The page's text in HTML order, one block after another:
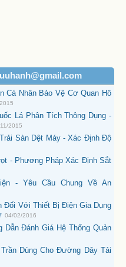
Cá Nhân Bảo Vệ Cơ Quan Hô
Lá Phân Tích Thông Dụng -
2015
Sàn Dệt Máy - Xác Định Độ
- Phương Pháp Xác Định Sắt
- Yêu Cầu Chung Về An
Đối Với Thiết Bị Điện Gia Dụng
04/02/2016
Dẫn Đánh Giá Hệ Thống Quản
Dùng Cho Đường Dây Tải